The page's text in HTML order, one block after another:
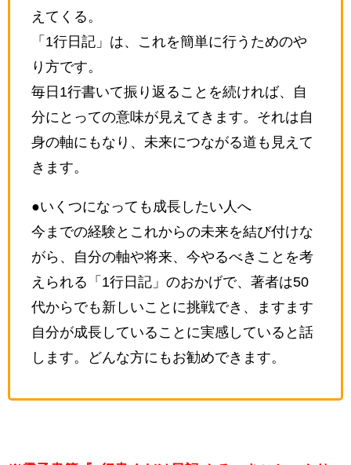
えてくる。
「1行日記」は、これを簡単に行うためのや
り方です。
毎日1行書いて振り返ることを続ければ、自
分にとっての意味が見えてきます。それは自
身の軸にもなり、未来につながる道も見えて
きます。
●いくつになっても成長したい人へ
今までの経験とこれからの未来を結び付けな
がら、自分の軸や将来、今やるべきことを考
えられる「1行日記」のおかげで、著者は50
代からでも新しいことに挑戦でき、ますます
自分が成長していることに実感していると話
します。どんな方にもお勧めできます。